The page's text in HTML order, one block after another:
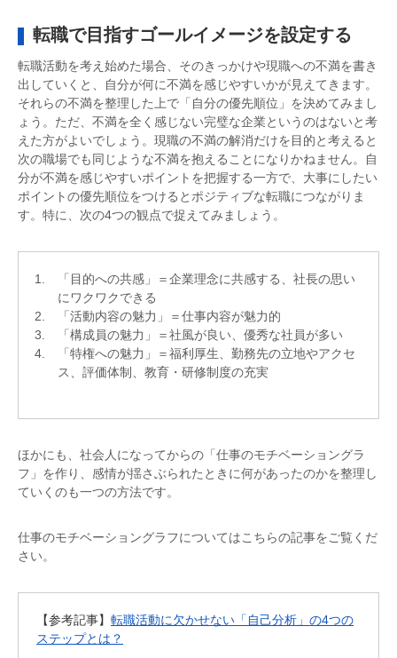
転職で目指すゴールイメージを設定する
転職活動を考え始めた場合、そのきっかけや現職への不満を書き
出していくと、自分が何に不満を感じやすいかが見えてきます。
それらの不満を整理した上で「自分の優先順位」を決めてみまし
ょう。ただ、不満を全く感じない完璧な企業というのはないと考
えた方がよいでしょう。現職の不満の解消だけを目的と考えると
次の職場でも同じような不満を抱えることになりかねません。自
分が不満を感じやすいポイントを把握する一方で、大事にしたい
ポイントの優先順位をつけるとポジティブな転職につながりま
す。特に、次の4つの観点で捉えてみましょう。
「目的への共感」＝企業理念に共感する、社長の思い
にワクワクできる
「活動内容の魅力」＝仕事内容が魅力的
「構成員の魅力」＝社風が良い、優秀な社員が多い
「特権への魅力」＝福利厚生、勤務先の立地やアクセ
ス、評価体制、教育・研修制度の充実
ほかにも、社会人になってからの「仕事のモチベーショングラ
フ」を作り、感情が揺さぶられたときに何があったのかを整理し
ていくのも一つの方法です。
仕事のモチベーショングラフについてはこちらの記事をご覧くだ
さい。
【参考記事】 転職活動に欠かせない「自己分析」の4つの
ステップとは？